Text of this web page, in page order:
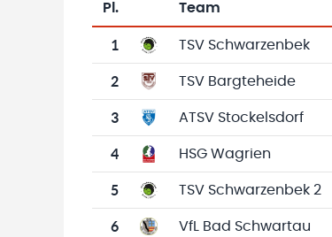
Tabelle mit Vereinsplatzierungen,
Pl. Team
1 TSV Schwarzenbek
2 TSV Bargteheide
3 ATSV Stockelsdorf
4 HSG Wagrien
5 TSV Schwarzenbek 2
6 VfL Bad Schwartau